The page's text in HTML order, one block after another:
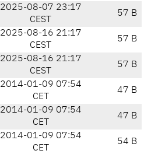
2025-08-07 23:17
CEST
57 B
2025-08-16 21:17
CEST
57 B
2025-08-16 21:17
CEST
57 B
2014-01-09 07:54
CET
47 B
2014-01-09 07:54
CET
47 B
2014-01-09 07:54
CET
54 B